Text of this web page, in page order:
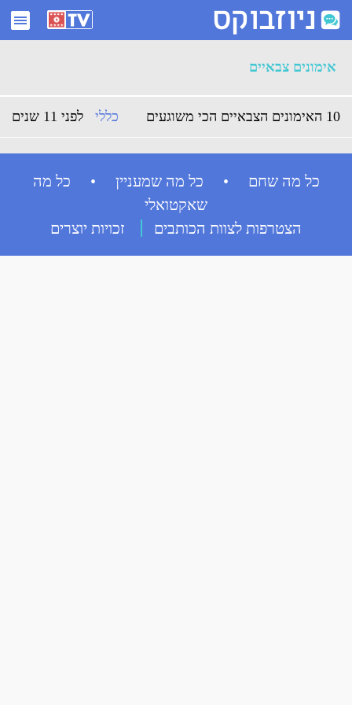
ארכיון אימונים צבאיים - ניוזבוקס
אימונים צבאיים
10 האימונים הצבאיים הכי משוגעים לפני 11 שנים כללי
כל מה שחם • כל מה שמעניין • כל מה
שאקטואלי
הצטרפות לצוות הכותבים
זכויות יוצרים